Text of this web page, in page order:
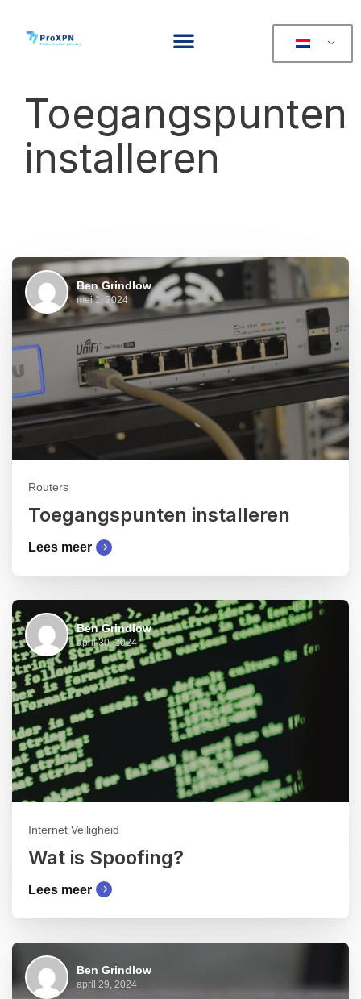
Toegangspunten
installeren
Ben Grindlow
mei 1, 2024
Routers
Toegangspunten installeren
Lees meer
Ben Grindlow
april 30, 2024
Internet Veiligheid
Wat is Spoofing?
Lees meer
Ben Grindlow
april 29, 2024